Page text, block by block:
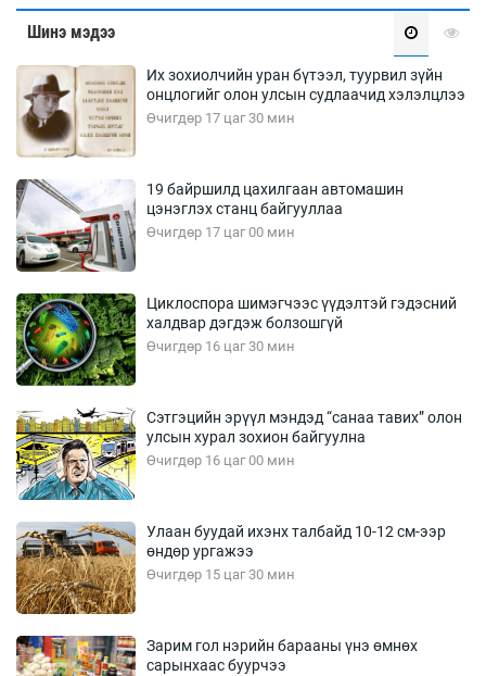
Шинэ мэдээ
Их зохиолчийн уран бүтээл, туурвил зүйн
онцлогийг олон улсын судлаачид хэлэлцлээ
Өчигдөр 17 цаг 30 мин
19 байршилд цахилгаан автомашин
цэнэглэх станц байгууллаа
Өчигдөр 17 цаг 00 мин
Циклоспора шимэгчээс үүдэлтэй гэдэсний
халдвар дэгдэж болзошгүй
Өчигдөр 16 цаг 30 мин
Сэтгэцийн эрүүл мэндэд “санаа тавих” олон
улсын хурал зохион байгуулна
Өчигдөр 16 цаг 00 мин
Улаан буудай ихэнх талбайд 10-12 см-ээр
өндөр ургажээ
Өчигдөр 15 цаг 30 мин
Зарим гол нэрийн барааны үнэ өмнөх
сарынхаас буурчээ